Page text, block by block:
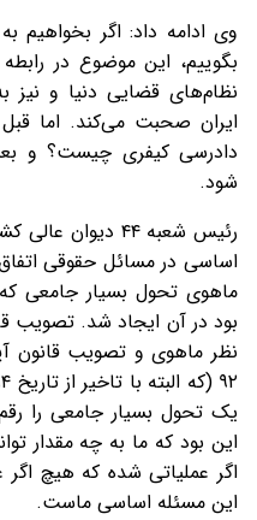
وی ادامه داد: اگر
بگوییم، این موضوع در
نظام‌های قضایی دنیا و
ایران صحبت می‌کند. اما قبل
دادرسی کیفری چیست؟ و
شود.
اساسی در مسائل حقوقی
ماهوی تحول بسیار جامعی
نظر ماهوی و تصویب قانون
یک تحول بسیار جامعی را
این بود که ما به چه مقدار
اگر عملیاتی شده که هیچ
این مسئله اساسی ماست.